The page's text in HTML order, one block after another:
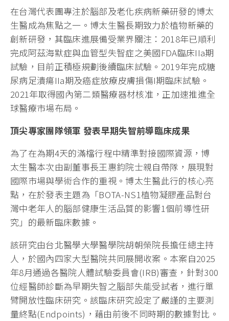
在台灣代表團專注於腦部及老化疾病新藥研發的博太
生醫成為焦點之一。博太生醫長期致力於植物新藥的
創新研發，其臨床進展備受業界關注：2018年已順利
完成阿茲海默症與血管型失智症之美國FDA臨床IIa期
試驗，目前正積極規劃後續臨床試驗。2019年完成糖
尿病足潰瘍IIa期及癌症放療皮膚損傷I期臨床試驗。
2021年取得國內第二類醫療器材核准，正加速推進全
球醫療市場布局。
頂尖專家團隊領軍 發表早期失智前導臨床成果
為了在為期4天的滿檔行程中精準對接國際資源，博
太生醫本次由副董事長王惠鈞院士親自帶隊，展現對
國際市場與學術合作的重視。博太生醫此行的核心亮
點，在於發表主題為「BOTA-NS1植物凝膠產品對台
灣中老年人的腦部健康生活品質的影響1個前導性研
究」的最新臨床數據。
該研究由台北醫學大學醫學院胡朝榮院長擔任總主持
人，於國內四家大型醫院共同展開收案。本案自2025
年8月通過各醫院人體試驗委員會(IRB)審查，針對300
位經醫師診斷為早期失智之腦部失能受試者，進行單
臂開放性臨床研究。該臨床研究設定了嚴謹的主要測
量終點(Endpoints)，藉由前後不同時期的數據對比。